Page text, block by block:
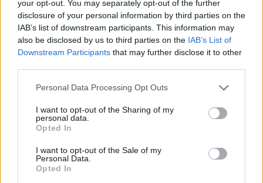
your opt-out. You may separately opt-out of the further
disclosure of your personal information by third parties on the
IAB’s list of downstream participants. This information may
also be disclosed by us to third parties on the IAB’s List of
Downstream Participants that may further disclose it to other
Personal Data Processing Opt Outs
I want to opt-out of the Sharing of my
personal data.
Opted In
I want to opt-out of the Sale of my
Personal Data.
Opted In
ΠΟΛΙΤΙΚΗ
Ψηφίστηκε το νομοσχέδιο για την επέκταση
αρμοδιοτήτων ΕΥΔΑΠ και ΕΥΑΘ